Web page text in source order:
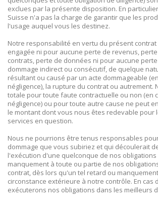
exclues par la présente disposition. En
Suisse n'a pas la charge de garantir que les
l'usage auquel vous les destinez.
Notre responsabilité en vertu du présent
engagée ni pour aucune perte de revenus,
contrats, perte de données ni pour aucune
dommage indirect ou consécutif, de quelque
résultant ou causé par un acte dommageable
négligence), la rupture du contrat ou autrement.
totale pour toute faute contractuelle ou non (en
négligence) ou pour toute autre cause ne peut
le montant dont vous nous êtes redevable pour
services en question.
Nous ne pourrions être tenus responsables
dommage que vous subiriez et qui découlerait
l'exécution d'une quelconque de nos
manquement à toute ou partie de nos
contrat, dès lors qu'un tel retard ou
circonstance extérieure à notre contrôle. En cas
exécuterons nos obligations dans les meilleurs